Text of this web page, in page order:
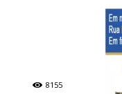
8155